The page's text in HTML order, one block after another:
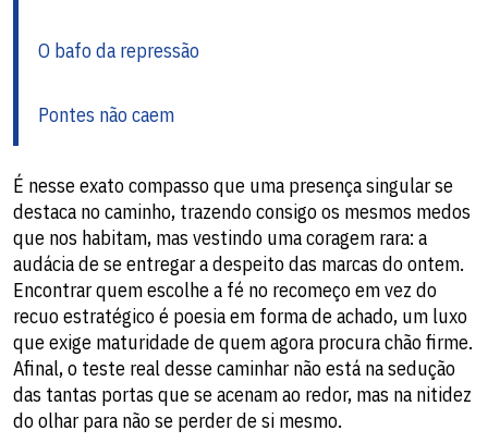
O bafo da repressão
Pontes não caem
​É nesse exato compasso que uma presença singular se
destaca no caminho, trazendo consigo os mesmos medos
que nos habitam, mas vestindo uma coragem rara: a
audácia de se entregar a despeito das marcas do ontem.
Encontrar quem escolhe a fé no recomeço em vez do
recuo estratégico é poesia em forma de achado, um luxo
que exige maturidade de quem agora procura chão firme.
Afinal, o teste real desse caminhar não está na sedução
das tantas portas que se acenam ao redor, mas na nitidez
do olhar para não se perder de si mesmo.